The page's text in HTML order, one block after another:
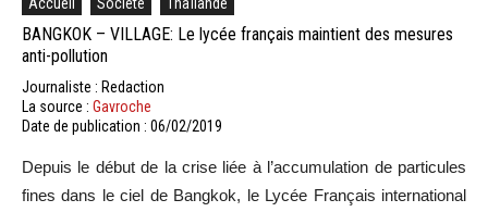
BANGKOK – VILLAGE: Le lycée français maintient des mesures
anti-pollution
Journaliste : Redaction
La source : Gavroche
Date de publication : 06/02/2019
Depuis le début de la crise liée à l’accumulation de particules
fines dans le ciel de Bangkok, le Lycée Français international